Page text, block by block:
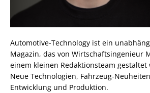
Automotive-Technology ist ein
Magazin, das von Wirtschaftsingenieur
einem kleinen Redaktionsteam gestaltet
Neue Technologien, Fahrzeug-
Entwicklung und Produktion.